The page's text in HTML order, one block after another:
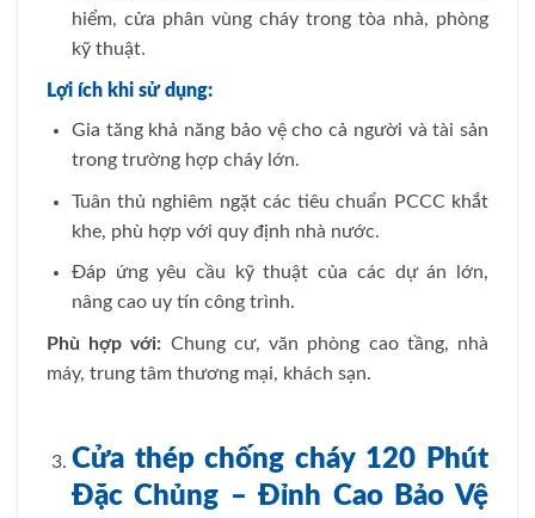
hiểm, cửa phân vùng cháy trong tòa nhà, phòng
kỹ thuật.
Lợi ích khi sử dụng:
Gia tăng khả năng bảo vệ cho cả người và tài sản
trong trường hợp cháy lớn.
Tuân thủ nghiêm ngặt các tiêu chuẩn PCCC khắt
khe, phù hợp với quy định nhà nước.
Đáp ứng yêu cầu kỹ thuật của các dự án lớn,
nâng cao uy tín công trình.
Phù hợp với: Chung cư, văn phòng cao tầng, nhà
máy, trung tâm thương mại, khách sạn.
Cửa thép chống cháy 120 Phút
Đặc Chủng – Đỉnh Cao Bảo Vệ